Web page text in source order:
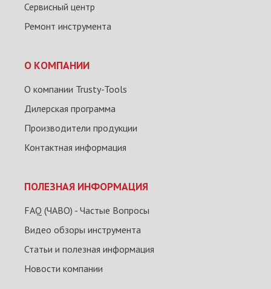
Сервисный центр
Ремонт инструмента
О КОМПАНИИ
О компании Trusty-Tools
Дилерская программа
Производители продукции
Контактная информация
ПОЛЕЗНАЯ ИНФОРМАЦИЯ
FAQ (ЧАВО) - Частые Вопросы
Видео обзоры инструмента
Статьи и полезная информация
Новости компании